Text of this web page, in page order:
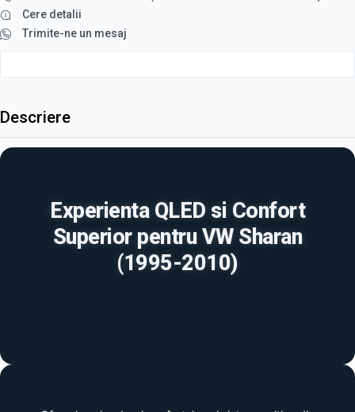
Cere detalii
Trimite-ne un mesaj
Descriere
Experienta QLED si Confort
Superior pentru VW Sharan
(1995-2010)